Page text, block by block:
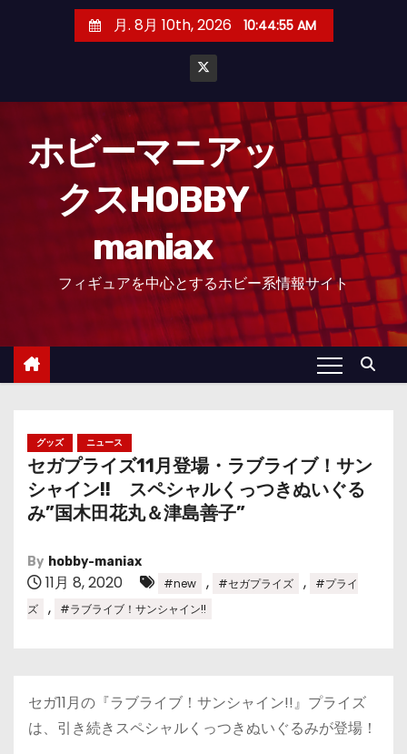
月. 8月 10th, 2026 10:44:56 AM
ホビーマニアッ
クスHOBBY
maniax
フィギュアを中心とするホビー系情報サイト
グッズ ニュース
セガプライズ11月登場・ラブライブ！サン
シャイン!! スペシャルくっつきぬいぐる
み”国木田花丸＆津島善子”
By hobby-maniax
11月 8, 2020 #new , #セガプライズ ,
#プライ
ズ
, #ラブライブ！サンシャイン!!
セガ11月の『ラブライブ！サンシャイン!!』プライズ
は、引き続きスペシャルくっつきぬいぐるみが登場！